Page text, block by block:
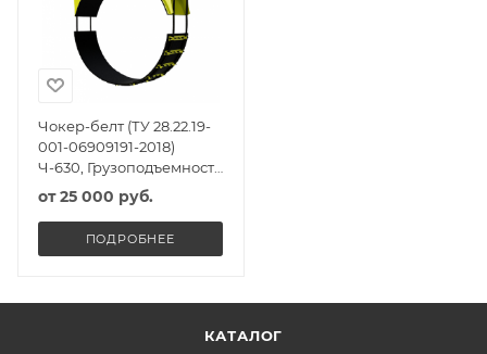
Чокер-белт (ТУ 28.22.19-
001-06909191-2018)
Ч-630, Грузоподъемность
8т, Масса 70кг
от25 000 руб.
ПОДРОБНЕЕ
КАТАЛОГ